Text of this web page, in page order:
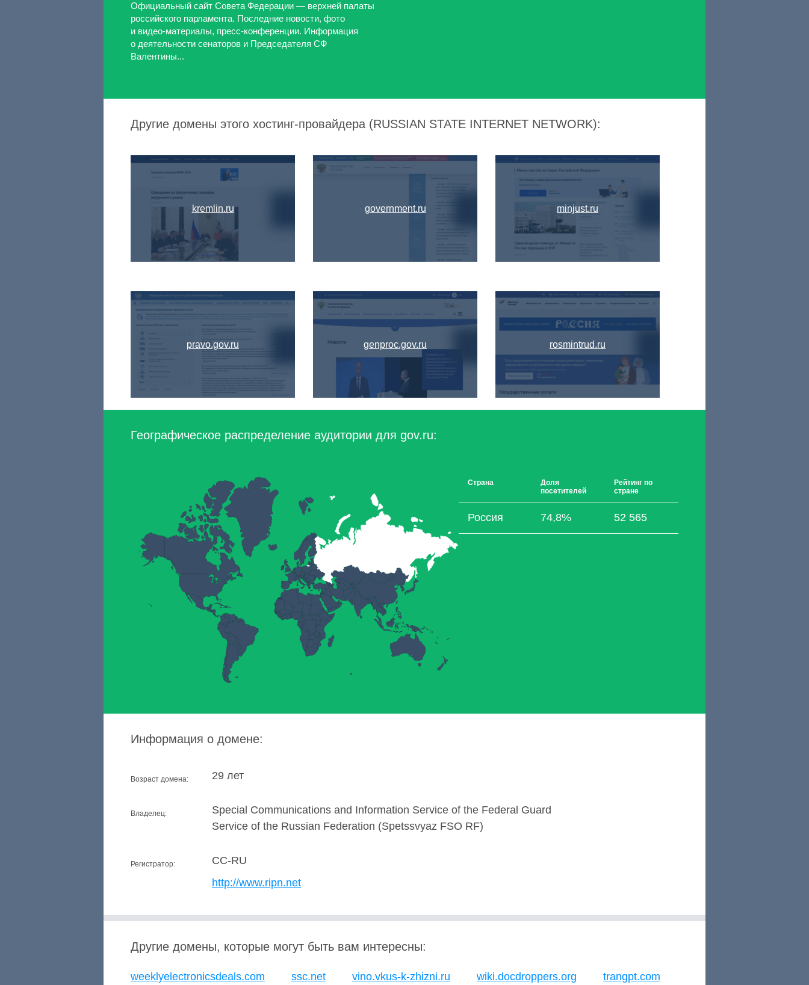
Официальный сайт Совета Федерации — верхней палаты
российского парламента. Последние новости, фото
и видео-материалы, пресс-конференции. Информация
о деятельности сенаторов и Председателя СФ
Валентины...
Другие домены этого хостинг-провайдера (RUSSIAN STATE INTERNET NETWORK):
kremlin.ru
pravo.gov.ru
government.ru
genproc.gov.ru
minjust.ru
rosmintrud.ru
Географическое распределение аудитории для gov.ru:
Страна
Доля
посетителей
Рейтинг по
стране
Россия 74,8% 52 565
Информация о домене:
Возраст домена: 29 лет
Владелец:
Special Communications and Information Service of the Federal Guard
Service of the Russian Federation (Spetssvyaz FSO RF)
Регистратор:
CC-RU
http://www.ripn.net
Другие домены, которые могут быть вам интересны:
weeklyelectronicsdeals.com ssc.net vino.vkus-k-zhizni.ru wiki.docdroppers.org trangpt.com